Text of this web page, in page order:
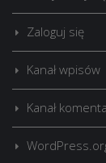
Zaloguj się
Kanał wpisów
Kanał